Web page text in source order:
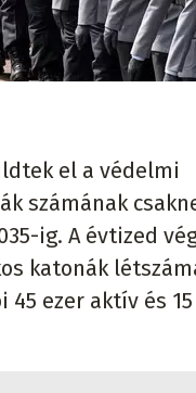
el a védelmi
számának
ig. A évtized
katonák
ezer aktív és